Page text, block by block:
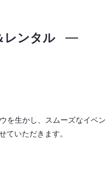
レンタル
を生かし、スムーズなイベ
ていただきます。